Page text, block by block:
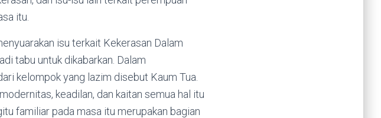
itu.
isu terkait Kekerasan Dalam
tabu untuk dikabarkan. Dalam
kelompok yang lazim disebut Kaum Tua.
keadilan, dan kaitan semua hal itu
familiar pada masa itu merupakan bagian